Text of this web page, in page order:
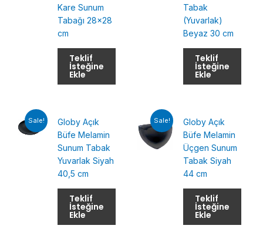
Kare Sunum
Tabağı 28×28
cm
Teklif
İsteğine
Ekle
Tabak
(Yuvarlak)
Beyaz 30 cm
Teklif
İsteğine
Ekle
Sale!
Globy Açık
Büfe Melamin
Sunum Tabak
Yuvarlak Siyah
40,5 cm
Teklif
İsteğine
Ekle
Sale!
Globy Açık
Büfe Melamin
Üçgen Sunum
Tabak Siyah
44 cm
Teklif
İsteğine
Ekle